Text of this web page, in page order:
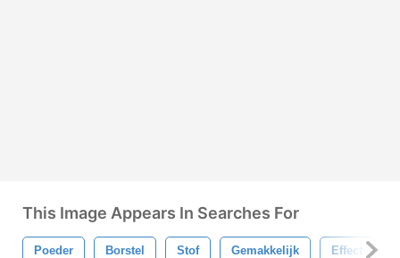
This Image Appears In Searches For
Poeder Borstel Stof Gemakkelijk Effect